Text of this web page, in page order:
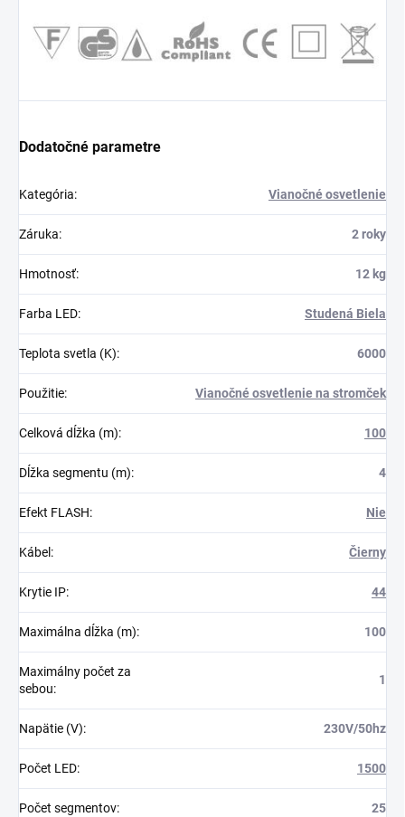
Dodatočné parametre
Kategória: Vianočné osvetlenie
Záruka: 2 roky
Hmotnosť: 12 kg
Farba LED: Studená Biela
Teplota svetla (K): 6000
Použitie: Vianočné osvetlenie na stromček
Celková dĺžka (m): 100
Dĺžka segmentu (m): 4
Efekt FLASH: Nie
Kábel : Čierny
Krytie IP: 44
Maximálna dĺžka (m): 100
Maximálny počet za
sebou:
1
Napätie (V): 230V/50hz
Počet LED: 1500
Počet segmentov: 25